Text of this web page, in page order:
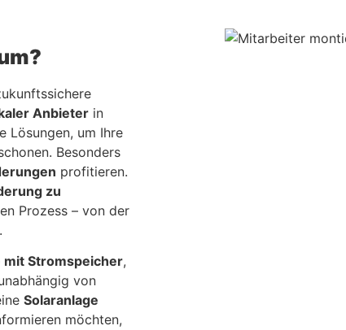
Anbieter in
Lösungen, um Ihre
Besonders
profitieren.
zu
Prozess – von der
mit Stromspeicher,
von
Solaranlage
möchten,